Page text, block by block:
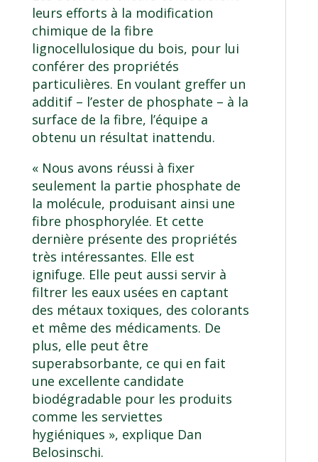
leurs efforts à la modification
chimique de la fibre
lignocellulosique du bois, pour lui
conférer des propriétés
particulières. En voulant greffer un
additif – l’ester de phosphate – à la
surface de la fibre, l’équipe a
obtenu un résultat inattendu.
« Nous avons réussi à fixer
seulement la partie phosphate de
la molécule, produisant ainsi une
fibre phosphorylée. Et cette
dernière présente des propriétés
très intéressantes. Elle est
ignifuge. Elle peut aussi servir à
filtrer les eaux usées en captant
des métaux toxiques, des colorants
et même des médicaments. De
plus, elle peut être
superabsorbante, ce qui en fait
une excellente candidate
biodégradable pour les produits
comme les serviettes
hygiéniques », explique Dan
Belosinschi.